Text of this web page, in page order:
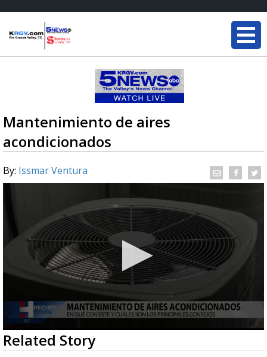
Mantenimiento de aires
acondicionados
By: Issmar Ventura
0
seconds
of
Related Story